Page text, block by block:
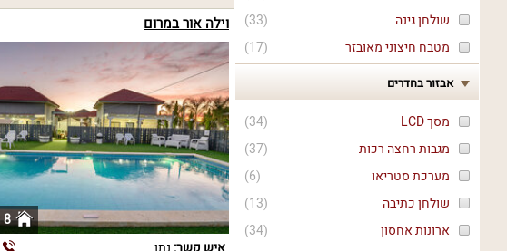
(
33
)
שולחן גינה
(
17
) מטבח חיצוני מאובזר
אבזור בחדרים
(
34
)
מסך LCD
(
37
)
מגבות רחצה רכות
(
6
)
מערכת סטריאו
(
13
)
שולחן כתיבה
(
34
)
ארונות אחסון
וילה אור במרום
8 חדרי שינה